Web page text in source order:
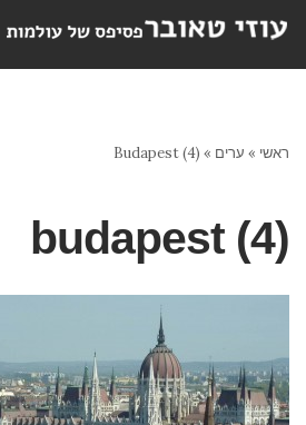
ראשי » ערים »
Budapest (4)
budapest (4)